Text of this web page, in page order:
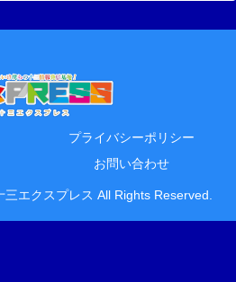
プライバシーポリシー
お問い合わせ
エクスプレス All Rights Reserved.